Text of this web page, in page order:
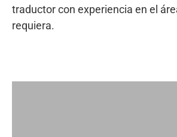
traductor con experiencia en el
requiera.